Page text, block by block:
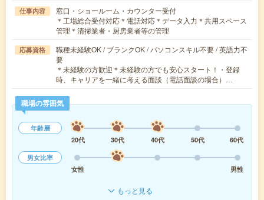
仕事内容
窓口・ショールーム・カウンター受付
＊工場総合受付対応＊電話対応＊データ入力＊共用スペース
管理＊清掃業者・厨房業者等の管理
応募資格
職種未経験OK / ブランクOK / パソコンスキル不要 / 英語力不
要
＊未経験の方歓迎＊未経験の方でも安心スタート！・登録
時、キャリアを一緒に考える面談（電話面談の場合）…
職場の雰囲気
年齢層
20代
30代 40代 50代
60代
男女比率
女性
男性
もっと見る